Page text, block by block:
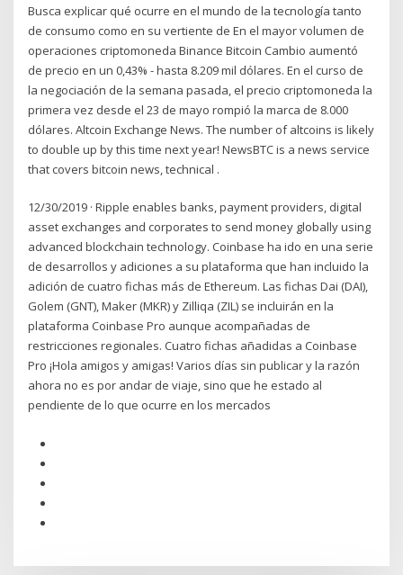
Busca explicar qué ocurre en el mundo de la tecnología tanto
de consumo como en su vertiente de En el mayor volumen de
operaciones criptomoneda Binance Bitcoin Cambio aumentó
de precio en un 0,43% - hasta 8.209 mil dólares. En el curso de
la negociación de la semana pasada, el precio criptomoneda la
primera vez desde el 23 de mayo rompió la marca de 8.000
dólares. Altcoin Exchange News. The number of altcoins is likely
to double up by this time next year! NewsBTC is a news service
that covers bitcoin news, technical .
12/30/2019 · Ripple enables banks, payment providers, digital
asset exchanges and corporates to send money globally using
advanced blockchain technology. Coinbase ha ido en una serie
de desarrollos y adiciones a su plataforma que han incluido la
adición de cuatro fichas más de Ethereum. Las fichas Dai (DAI),
Golem (GNT), Maker (MKR) y Zilliqa (ZIL) se incluirán en la
plataforma Coinbase Pro aunque acompañadas de
restricciones regionales. Cuatro fichas añadidas a Coinbase
Pro ¡Hola amigos y amigas! Varios días sin publicar y la razón
ahora no es por andar de viaje, sino que he estado al
pendiente de lo que ocurre en los mercados